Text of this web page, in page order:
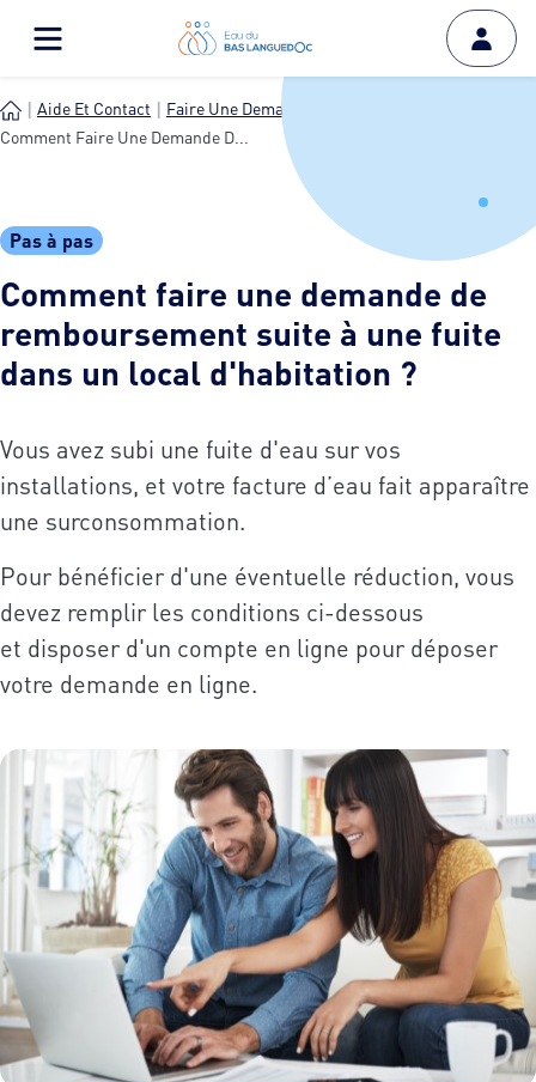
Aide Et Contact
Faire Une Demande
Comment Faire Une Demande D...
Pas à pas
Comment faire une demande de
remboursement suite à une fuite
dans un local d'habitation ?
Vous avez subi une fuite d'eau sur vos
installations, et votre facture d’eau fait apparaître
une surconsommation.
Pour bénéficier d'une éventuelle réduction, vous
devez remplir les conditions ci-dessous
et disposer d'un compte en ligne pour déposer
votre demande en ligne.